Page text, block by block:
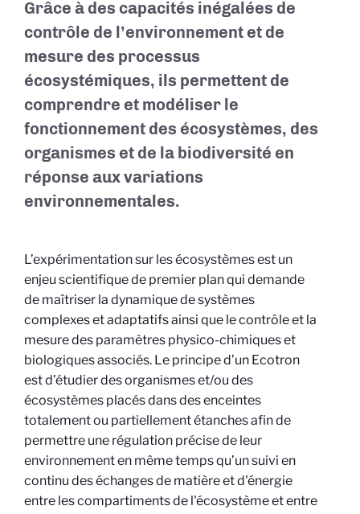
Grâce à des capacités inégalées de
contrôle de l’environnement et de
mesure des processus
écosystémiques, ils permettent de
comprendre et modéliser le
fonctionnement des écosystèmes, des
organismes et de la biodiversité en
réponse aux variations
environnementales.
L’expérimentation sur les écosystèmes est un
enjeu scientifique de premier plan qui demande
de maîtriser la dynamique de systèmes
complexes et adaptatifs ainsi que le contrôle et la
mesure des paramètres physico-chimiques et
biologiques associés. Le principe d’un Ecotron
est d’étudier des organismes et/ou des
écosystèmes placés dans des enceintes
totalement ou partiellement étanches afin de
permettre une régulation précise de leur
environnement en même temps qu’un suivi en
continu des échanges de matière et d'énergie
entre les compartiments de l'écosystème et entre